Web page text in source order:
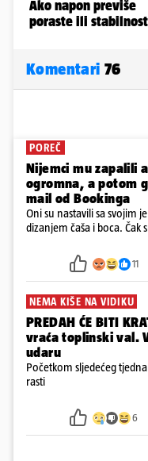
Komentari 76
POREČ
Nijemci mu zapalili
ogromna, a potom
mail od Bookinga
Oni su nastavili sa svojim
dizanjem čaša i boca. Čak
požar, rekao je vlasnik
11
NEMA KIŠE NA VIDIKU
PREDAH ĆE BITI
vraća toplinski val.
udaru
Početkom sljedećeg
rasti
6